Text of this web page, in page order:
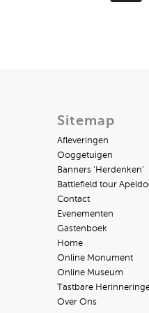
Sitemap
Afleveringen
Ooggetuigen
Banners ‘Herdenken’
Battlefield tour
Contact
Evenementen
Gastenboek
Home
Online Monument
Online Museum
Tastbare
Over Ons